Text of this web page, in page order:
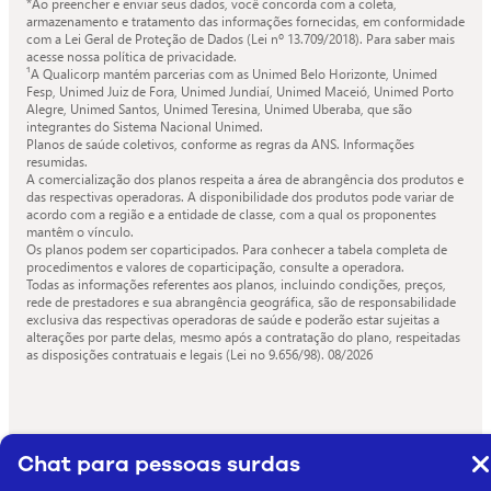
*Ao preencher e enviar seus dados, você concorda com a coleta,
armazenamento e tratamento das informações fornecidas, em conformidade
com a Lei Geral de Proteção de Dados (Lei nº 13.709/2018). Para saber mais
acesse nossa política de privacidade.
¹A Qualicorp mantém parcerias com as Unimed Belo Horizonte, Unimed
Fesp, Unimed Juiz de Fora, Unimed Jundiaí, Unimed Maceió, Unimed Porto
Alegre, Unimed Santos, Unimed Teresina, Unimed Uberaba, que são
integrantes do Sistema Nacional Unimed.
Planos de saúde coletivos, conforme as regras da ANS. Informações
resumidas.
A comercialização dos planos respeita a área de abrangência dos produtos e
das respectivas operadoras. A disponibilidade dos produtos pode variar de
acordo com a região e a entidade de classe, com a qual os proponentes
mantêm o vínculo.
Os planos podem ser coparticipados. Para conhecer a tabela completa de
procedimentos e valores de coparticipação, consulte a operadora.
Todas as informações referentes aos planos, incluindo condições, preços,
rede de prestadores e sua abrangência geográfica, são de responsabilidade
exclusiva das respectivas operadoras de saúde e poderão estar sujeitas a
alterações por parte delas, mesmo após a contratação do plano, respeitadas
as disposições contratuais e legais (Lei no 9.656/98). 08/2026
Chat para pessoas surdas